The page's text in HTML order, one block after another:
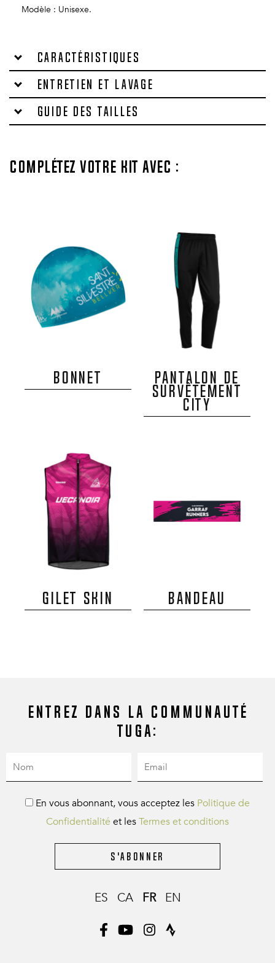
Modèle : Unisexe.
Caractéristiques
Entretien et lavage
Guide des tailles
Complétez votre kit avec :
BONNET PANTALON DE
SURVÊTEMENT
CITY
GILET SKIN BANDEAU
Entrez dans la communauté
Tuga:
En vous abonnant, vous acceptez les Politique de
Confidentialité et lesTermes et conditions
S'abonner
ES CA FR EN